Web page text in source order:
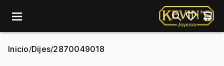
menu
Inicio/Dijes/2870049018